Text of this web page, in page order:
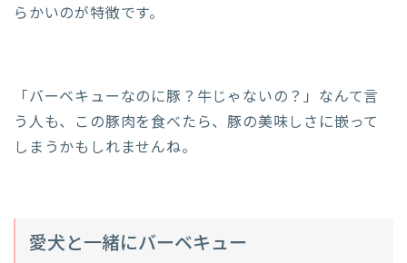
らかいのが特徴です。
「バーベキューなのに豚？牛じゃないの？」なんて言
う人も、この豚肉を食べたら、豚の美味しさに嵌って
しまうかもしれませんね。
愛犬と一緒にバーベキュー